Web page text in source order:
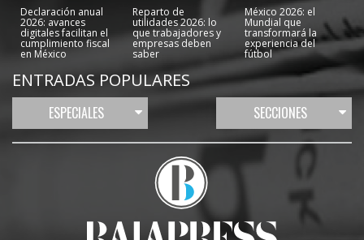
Declaración anual
2026: avances
digitales facilitan el
cumplimiento fiscal
en México
Reparto de
utilidades 2026: lo
que trabajadores y
empresas deben
saber
México 2026: el
Mundial que
transformará la
experiencia del
fútbol
ENTRADAS POPULARES
ESPECIALES SECCIONES